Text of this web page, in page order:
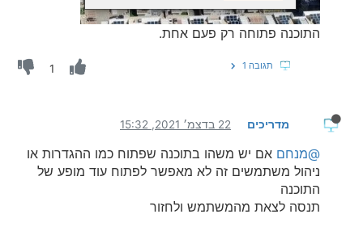
התוכנה פתוחה רק פעם אחת.
תגובה 1 1
מדריכים 22 בדצמ׳ 2021, 15:32
@מנחם אם יש משהו בתוכנה שפתוח כמו ההגדרות או
ניהול משתמשים זה לא מאפשר לפתוח עוד מופע של
התוכנה
תנסה לצאת מהמשתמש ולחזור